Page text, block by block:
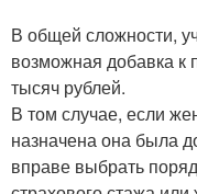
В общей сложности,
возможная добавка к
тысяч рублей.
В том случае, если
назначена она была
вправе выбрать